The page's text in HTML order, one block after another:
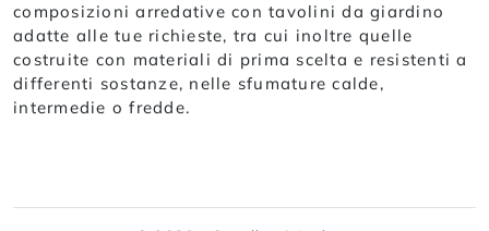
composizioni arredative con tavolini da giardino
adatte alle tue richieste, tra cui inoltre quelle
costruite con materiali di prima scelta e resistenti a
differenti sostanze, nelle sfumature calde,
intermedie o fredde.